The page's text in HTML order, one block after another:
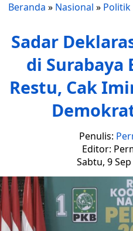
Beranda » Nasional » Politik
Sadar
di Surabaya
Restu, Cak
Penulis:
Editor:
Sabtu, 9